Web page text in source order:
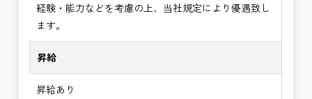
経験・能力などを考慮の上、当社規定により優遇致し
ます。
昇給
昇給あり